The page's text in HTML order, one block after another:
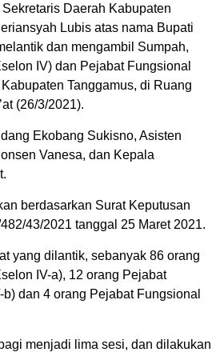
Sekretaris Daerah Kabupaten
Lubis atas nama Bupati
dan mengambil Sumpah,
IV) dan Pejabat Fungsional
Tanggamus, di Ruang
(26/3/2021).
Ekobang Sukisno, Asisten
Vanesa, dan Kepala
berdasarkan Surat Keputusan
43/2021 tanggal 25 Maret 2021.
yang dilantik, sebanyak 86 orang
IV-a), 12 orang Pejabat
dan 4 orang Pejabat Fungsional
menjadi lima sesi, dan dilakukan